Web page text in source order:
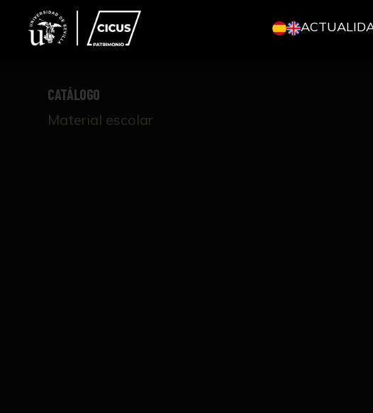
CATÁLOGO
Material escolar